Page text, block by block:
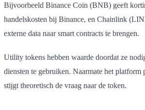
Bijvoorbeeld Binance Coin (BNB) geeft
handelskosten bij Binance, en Chainlink
externe data naar smart contracts te brengen.
Utility tokens hebben waarde doordat ze
diensten te gebruiken. Naarmate het platform
stijgt theoretisch de vraag naar de token.